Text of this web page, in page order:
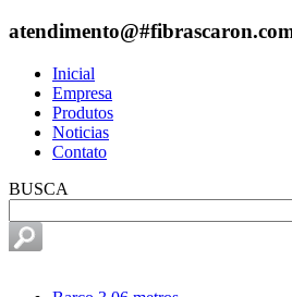
atendimento@#
Inicial
Empresa
Produtos
Noticias
Contato
BUSCA